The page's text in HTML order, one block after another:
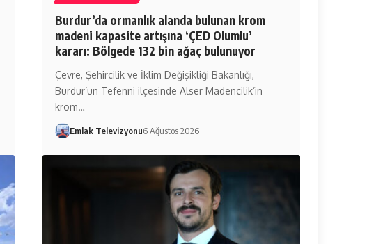
Burdur’da ormanlık alanda bulunan krom
madeni kapasite artışına ‘ÇED Olumlu’
kararı: Bölgede 132 bin ağaç bulunuyor
Çevre, Şehircilik ve İklim Değişikliği Bakanlığı,
Burdur’un Tefenni ilçesinde Alser Madencilik’in
krom…
Emlak Televizyonu6 Ağustos 2026